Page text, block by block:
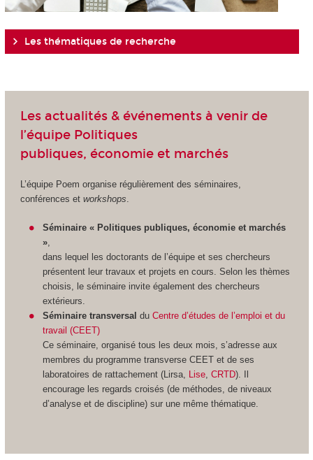
Les thématiques de recherche
Les actualités & événements à venir de
l’équipe Politiques
publiques, économie et marchés
L’équipe Poem organise régulièrement des séminaires,
conférences et workshops.
Séminaire « Politiques publiques, économie et marchés
»
dans lequel les doctorants de l’équipe et ses chercheurs
présentent leur travaux et projets en cours. Selon les thèmes
choisis, le séminaire invite également des chercheurs
extérieurs.
Séminaire transversal duCentre d’études de l’emploi et du
travail (CEET)
Ce séminaire, organisé tous les deux mois, s’adresse aux
membres du programme transverse CEET et de ses
laboratoires de rattachement (Lirsa, Lise ,CRTD). Il
encourage les regards croisés (de méthodes, de niveaux
d’analyse et de discipline) sur une même thématique.